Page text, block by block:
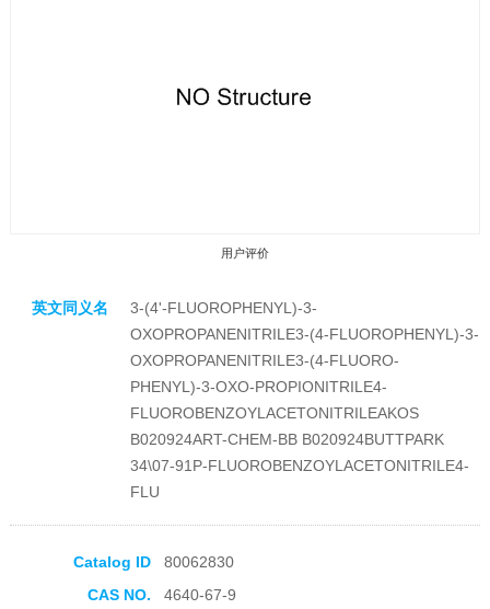
用户评价
收藏产品
英文同义名
3-(4'-FLUOROPHENYL)-3-
OXOPROPANENITRILE3-(4-FLUOROPHENYL)-3-
OXOPROPANENITRILE3-(4-FLUORO-
PHENYL)-3-OXO-PROPIONITRILE4-
FLUOROBENZOYLACETONITRILEAKOS
B020924ART-CHEM-BB B020924BUTTPARK
34\07-91P-FLUOROBENZOYLACETONITRILE4-
FLU
Catalog ID
80062830
CAS NO.
4640-67-9